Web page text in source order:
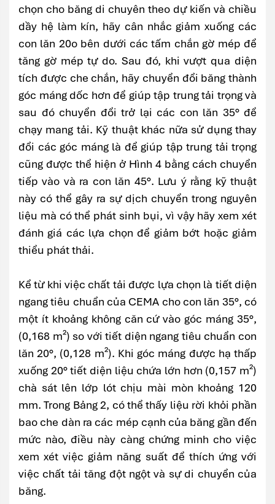
chọn cho băng di chuyên theo dự kiến và chiều
dầy hệ làm kín, hãy cân nhắc giảm xuống các
con lăn 20o bên dưới các tấm chắn gờ mép để
tăng gờ mép tự do. Sau đó, khi vượt qua diện
tích được che chắn, hãy chuyển đổi băng thành
góc máng dốc hơn để giúp tập trung tải trọng và
sau đó chuyển đổi trở lại các con lăn 35° để
chạy mang tải. Kỹ thuật khác nữa sử dụng thay
đổi các góc máng là để giúp tập trung tải trọng
cũng được thể hiện ở Hình 4 bằng cách chuyển
tiếp vào và ra con lăn 45°. Lưu ý rằng kỹ thuật
này có thể gây ra sự dịch chuyển trong nguyên
liệu mà có thể phát sinh bụi, vì vậy hãy xem xét
đánh giá các lựa chọn để giảm bớt hoặc giảm
thiểu phát thải.
Kể từ khi việc chất tải được lựa chọn là tiết diện
ngang tiêu chuẩn của CEMA cho con lăn 35°, có
một ít khoảng không căn cứ vào góc máng 35°,
(0,168 m²) so với tiết diện ngang tiêu chuẩn con
lăn 20°, (0,128 m²). Khi góc máng được hạ thấp
xuống 20° tiết diện liệu chứa lớn hơn (0,157 m²)
chà sát lên lớp lót chịu mài mòn khoảng 120
mm. Trong Bảng 2, có thể thấy liệu rời khỏi phần
bao che dàn ra các mép cạnh của băng gần đến
mức nào, điều này càng chứng minh cho việc
xem xét việc giảm năng suất để thích ứng với
việc chất tải tăng đột ngột và sự di chuyển của
băng.